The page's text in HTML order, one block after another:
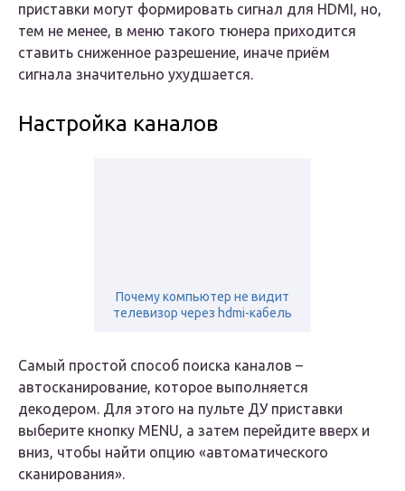
приставки могут формировать сигнал для HDMI, но,
тем не менее, в меню такого тюнера приходится
ставить сниженное разрешение, иначе приём
сигнала значительно ухудшается.
Настройка каналов
Почему компьютер не видит
телевизор через hdmi-кабель
Самый простой способ поиска каналов –
автосканирование, которое выполняется
декодером. Для этого на пульте ДУ приставки
выберите кнопку MENU, а затем перейдите вверх и
вниз, чтобы найти опцию «автоматического
сканирования».